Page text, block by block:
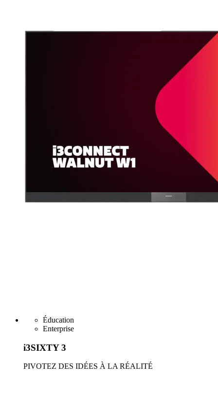
Éducation
Enterprise
i3SIXTY 3
PIVOTEZ DES IDÉES À LA RÉALITÉ